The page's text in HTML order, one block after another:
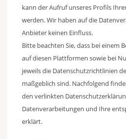
kann der Aufruf unseres Profils
werden. Wir haben auf die
Anbieter keinen Einfluss.
Bitte beachten Sie, dass bei einem
auf diesen Plattformen sowie bei
jeweils die Datenschutzrichtlinien
maßgeblich sind. Nachfolgend
den verlinkten
Datenverarbeitungen und Ihre
erklärt.